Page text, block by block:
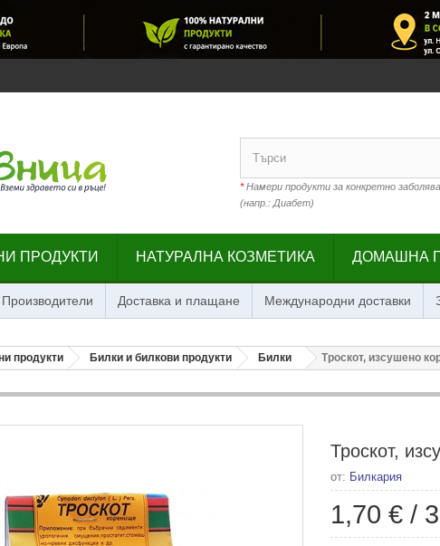
*Намери продукти за конкретно
(напр.: Диабет)
ПРОДУКТИ НАТУРАЛНА КОЗМЕТИКА ДОМАШНА
Доставка и плащане Международни доставки
продукти Билки и билкови продукти Билки Троскот, изсушено
Троскот,
от: Билкария
1,70 € /